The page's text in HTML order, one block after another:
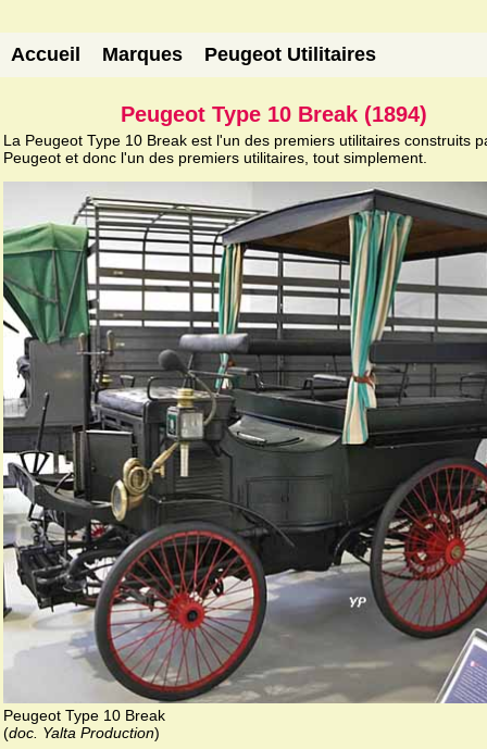
Accueil Marques Peugeot Utilitaires
Peugeot Type 10 Break (1894)
La Peugeot Type 10 Break est l'un des premiers utilitaires construits
Peugeot et donc l'un des premiers utilitaires, tout simplement.
Peugeot Type 10 Break
(doc. Yalta Production)